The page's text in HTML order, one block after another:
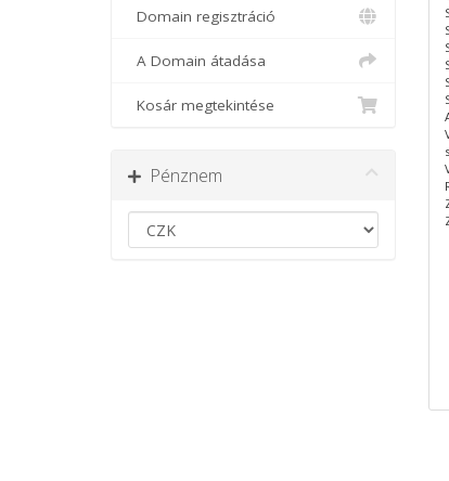
Domain regisztráció
A Domain átadása
Kosár megtekintése
Pénznem